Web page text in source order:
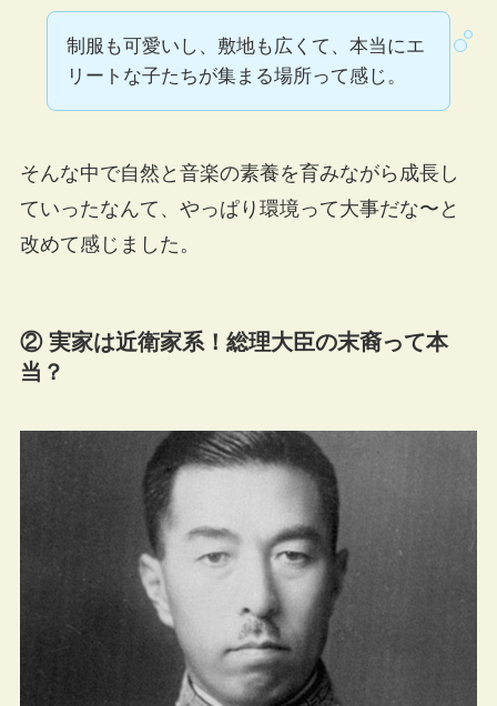
制服も可愛いし、敷地も広くて、本当にエ
リートな子たちが集まる場所って感じ。
そんな中で自然と音楽の素養を育みながら成長し
ていったなんて、やっぱり環境って大事だな〜と
改めて感じました。
② 実家は近衛家系！総理大臣の末裔って本
当？